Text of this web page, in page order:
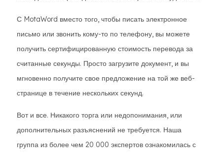
С MotaWord вместо того, чтобы писать электронное
письмо или звонить кому-то по телефону, вы можете
получить сертифицированную стоимость перевода за
считанные секунды. Просто загрузите документ, и вы
мгновенно получите свое предложение на той же веб-
странице в течение нескольких секунд.
Вот и все. Никакого торга или недопонимания, или
дополнительных разъяснений не требуется. Наша
группа из более чем 20 000 экспертов ознакомилась с